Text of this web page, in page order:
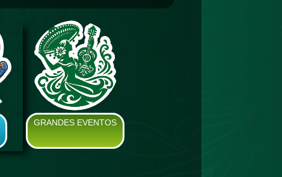
GRANDES EVENTOS